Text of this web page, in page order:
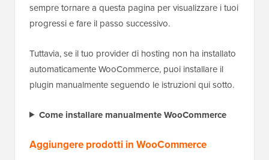
sempre tornare a questa pagina per visualizzare i tuoi
progressi e fare il passo successivo.
Tuttavia, se il tuo provider di hosting non ha installato
automaticamente WooCommerce, puoi installare il
plugin manualmente seguendo le istruzioni qui sotto.
Come installare manualmente WooCommerce
Aggiungere prodotti in WooCommerce